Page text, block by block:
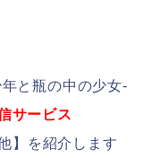
と瓶の中の少女-
サービス
】を紹介します